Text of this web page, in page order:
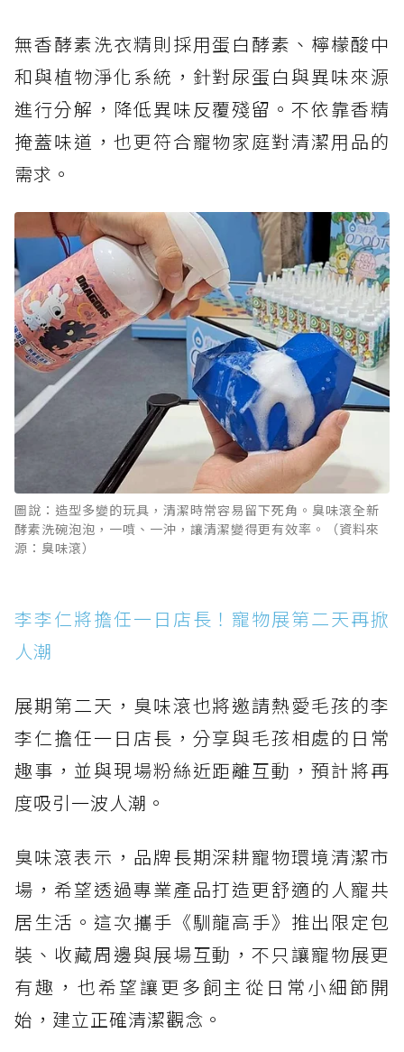
無香酵素洗衣精則採用蛋白酵素、檸檬酸中
和與植物淨化系統，針對尿蛋白與異味來源
進行分解，降低異味反覆殘留。不依靠香精
掩蓋味道，也更符合寵物家庭對清潔用品的
需求。
圖說：造型多變的玩具，清潔時常容易留下死角。臭味滾全新
酵素洗碗泡泡，一噴、一沖，讓清潔變得更有效率。（資料來
源：臭味滾）
李李仁將擔任一日店長！寵物展第二天再掀
人潮
展期第二天，臭味滾也將邀請熱愛毛孩的李
李仁擔任一日店長，分享與毛孩相處的日常
趣事，並與現場粉絲近距離互動，預計將再
度吸引一波人潮。
臭味滾表示，品牌長期深耕寵物環境清潔市
場，希望透過專業產品打造更舒適的人寵共
居生活。這次攜手《馴龍高手》推出限定包
裝、收藏周邊與展場互動，不只讓寵物展更
有趣，也希望讓更多飼主從日常小細節開
始，建立正確清潔觀念。